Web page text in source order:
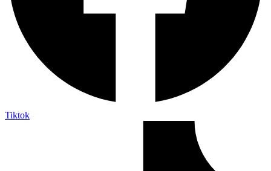
Tiktok